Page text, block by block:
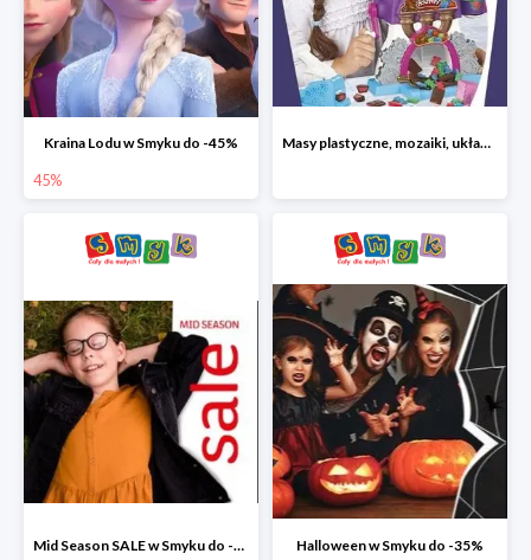
Kraina Lodu w Smyku do -45%
45%
Masy plastyczne, mozaiki, układanki do -45%
Mid Season SALE w Smyku do -50% Halloween w Smyku do -35%